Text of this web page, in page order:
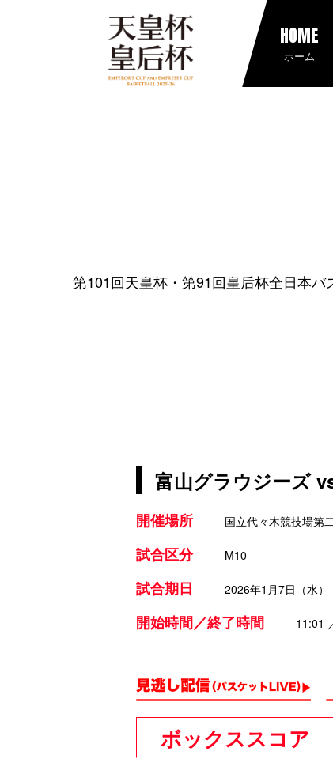
HOME
ホーム
第101回天皇杯・第91回皇后杯全日本
富山グラウジーズ
開催場所 国立代々木競技場第
試合区分 M10
試合期日 2026年1月7日（水）
開始時間／終了時間 11:01
ボックススコア